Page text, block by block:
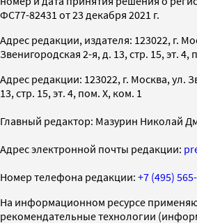
ФС77-82431 от 23 декабря 2021 г.
Адрес редакции, издателя: 123022, г.
Звенигородская 2-я, д. 13, стр. 15, эт. 4,
Адрес редакции: 123022, г. Москва, ул.
13, стр. 15, эт. 4, пом. X, ком. 1
Главный редактор: Мазурин Николай
Адрес электронной почты редакции:
Номер телефона редакции: +7 (495)
На информационном ресурсе
рекомендательные технологии